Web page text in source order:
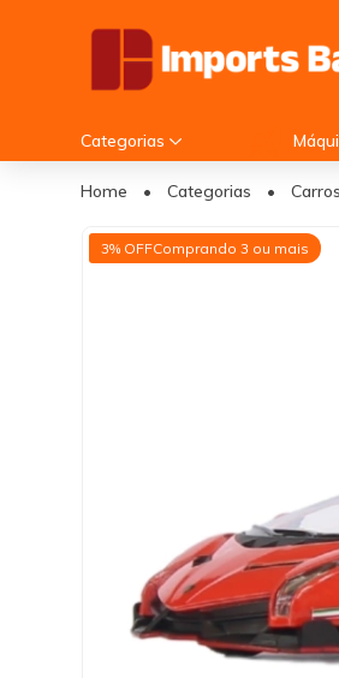
Categorias
Home • Categorias •
3% OFFComprando 3 ou mais